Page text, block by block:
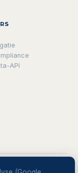
API
vanCodeloods